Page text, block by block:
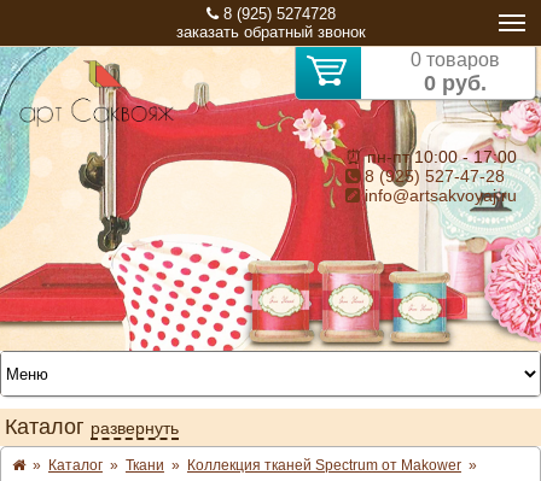
8 (925) 5274728
заказать обратный звонок
0 товаров
0 руб.
⏰ пн-пт 10:00 - 17:00
8 (925) 527-47-28
info@artsakvoyaj.ru
Каталог развернуть
» Каталог » Ткани » Коллекция тканей Spectrum от Makower »